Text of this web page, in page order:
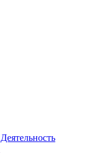
Деятельность